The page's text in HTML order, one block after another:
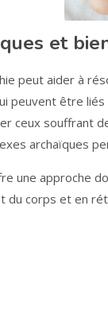
et
peut aider à
peuvent être
ceux souffrant
archaïques
une approche
du corps et en